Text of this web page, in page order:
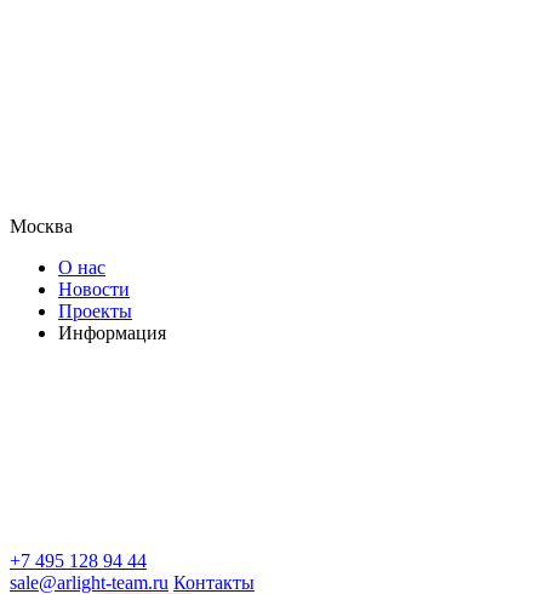
Москва
О нас
Новости
Проекты
Информация
+7 495 128 94 44
sale@arlight-team.ru Контакты